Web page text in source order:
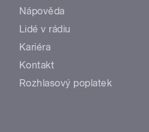
Nápověda
Lidé v rádiu
Kariéra
Kontakt
Rozhlasový poplatek